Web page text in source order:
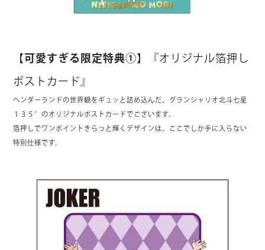
【可愛すぎる限定特典①】『オリジナル箔押し
ポストカード』
ヘンダーランドの世界観をギュッと詰め込んだ、グランシャリオ北斗七星
１３５°のオリジナルポストカードでございます。
箔押しでワンポイントきらっと輝くデザインは、ここでしか手に入らない
特別仕様です。